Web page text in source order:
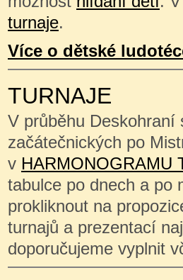
turnaje.
Více o dětské
TURNAJE
V průběhu Deskohraní
začátečnických po
v HARMONOGRAMU
tabulce po dnech a po
prokliknout na
turnajů a prezentací
doporučujeme vyplnit